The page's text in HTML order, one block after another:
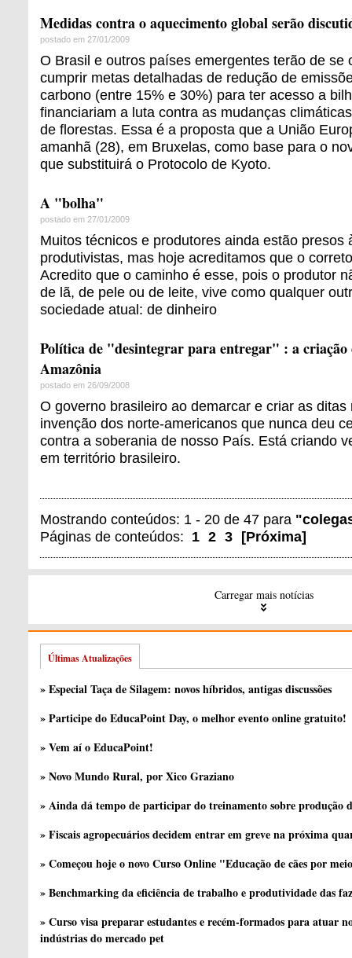
Medidas contra o aquecimento global serão
postado em 27/01/2009
O Brasil e outros países emergentes terão de se
cumprir metas detalhadas de redução de
carbono (entre 15% e 30%) para ter acesso a
financiariam a luta contra as mudanças
de florestas. Essa é a proposta que a União
amanhã (28), em Bruxelas, como base para o
que substituirá o Protocolo de Kyoto.
A "bolha"
postado em 27/01/2009
Muitos técnicos e produtores ainda estão presos
produtivistas, mas hoje acreditamos que o
Acredito que o caminho é esse, pois o produtor
de lã, de pele ou de leite, vive como qualquer
sociedade atual: de dinheiro
Política de "desintegrar para entregar" : a criação
Amazônia
postado em 26/09/2008
O governo brasileiro ao demarcar e criar as
invenção dos norte-americanos que nunca deu
contra a soberania de nosso País. Está criando
em território brasileiro.
Mostrando conteúdos: 1 - 20 de 47 para
Páginas de conteúdos: 1 2 3 [Próxima]
Carregar mais notícias
Últimas Atualizações
» Especial Taça de Silagem: novos híbridos, antigas discussões
» Participe do EducaPoint Day, o melhor evento online gratuito!
» Vem aí o EducaPoint!
» Novo Mundo Rural, por Xico Graziano
» Ainda dá tempo de participar do treinamento sobre produção
» Fiscais agropecuários decidem entrar em greve na próxima
» Começou hoje o novo Curso Online "Educação de cães por
» Benchmarking da eficiência de trabalho e produtividade das
» Curso visa preparar estudantes e recém-formados para atuar
indústrias do mercado pet